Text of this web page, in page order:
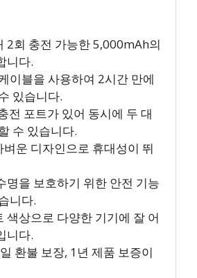
2회 충전 가능한 5,000mAh의
니다.
이블을 사용하여 2시간 만에
있습니다.
전 포트가 있어 동시에 두 대
수 있습니다.
운 디자인으로 휴대성이 뛰
명을 보호하기 위한 안전 기능
니다.
색상으로 다양한 기기에 잘 어
니다.
환불 보장, 1년 제품 보증이